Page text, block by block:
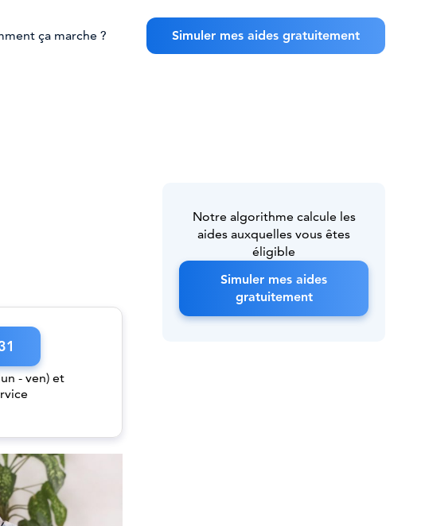
ça marche ? Simuler mes aides gratuitement
- ven) et
Notre algorithme calcule les
aides auxquelles vous êtes
éligible
Simuler mes aides
gratuitement